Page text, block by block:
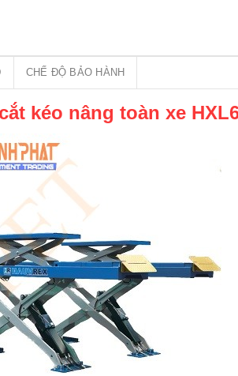
CHẾ ĐỘ BẢO HÀNH
kéo nâng toàn xe